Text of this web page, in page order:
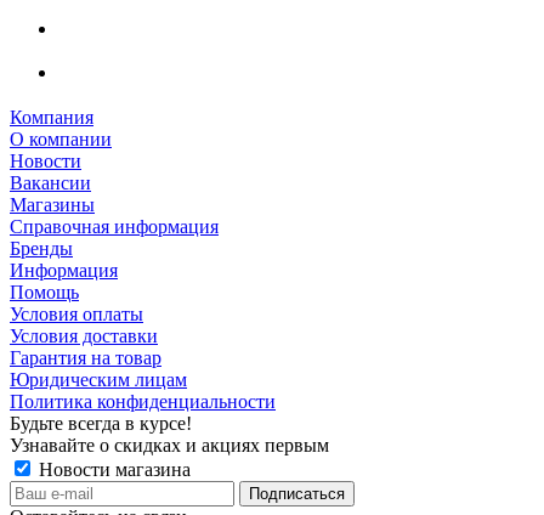
Компания
О компании
Новости
Вакансии
Магазины
Справочная информация
Бренды
Информация
Помощь
Условия оплаты
Условия доставки
Гарантия на товар
Юридическим лицам
Политика конфиденциальности
Будьте всегда в курсе!
Узнавайте о скидках и акциях первым
Новости магазина